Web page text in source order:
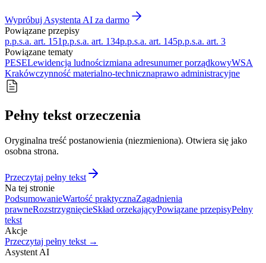
Wypróbuj Asystenta AI za darmo
Powiązane przepisy
p.p.s.a. art. 151p.p.s.a. art. 134p.p.s.a. art. 145p.p.s.a. art. 3
Powiązane tematy
PESELewidencja ludnościzmiana adresunumer porządkowyWSA
Krakówczynność materialno-technicznaprawo administracyjne
Pełny tekst orzeczenia
Oryginalna treść postanowienia (niezmieniona). Otwiera się jako
osobna strona.
Przeczytaj pełny tekst
Na tej stronie
PodsumowanieWartość praktycznaZagadnienia
prawneRozstrzygnięcieSkład orzekającyPowiązane przepisyPełny
tekst
Akcje
Przeczytaj pełny tekst →
Asystent AI